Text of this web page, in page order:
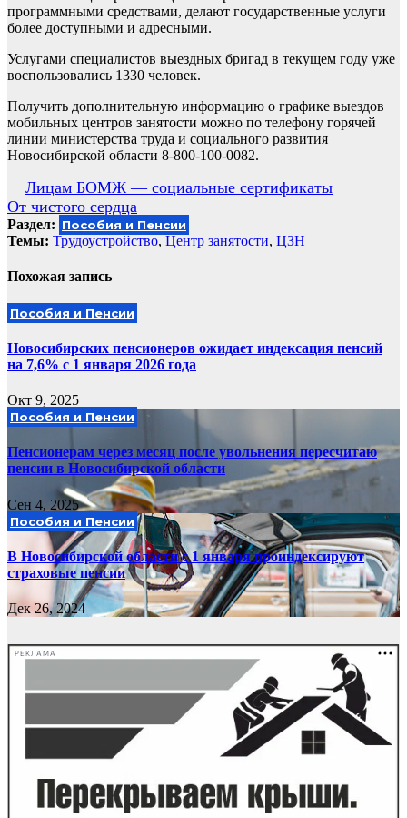
программными средствами, делают государственные услуги
более доступными и адресными.
Услугами специалистов выездных бригад в текущем году уже
воспользовались 1330 человек.
Получить дополнительную информацию о графике выездов
мобильных центров занятости можно по телефону горячей
линии министерства труда и социального развития
Новосибирской области 8-800-100-0082.
Навигация
по
записям
Лицам БОМЖ — социальные сертификаты
От чистого сердца
Раздел: Пособия и Пенсии
Темы: Трудоустройство, Центр занятости, ЦЗН
Похожая запись
Пособия и Пенсии
Новосибирских пенсионеров ожидает индексация пенсий
на 7,6% с 1 января 2026 года
Окт 9, 2025
Пособия и Пенсии
Пенсионерам через месяц после увольнения пересчитаю
пенсии в Новосибирской области
Сен 4, 2025
Пособия и Пенсии
В Новосибирской области с 1 января проиндексируют
страховые пенсии
Дек 26, 2024
РЕКЛАМА